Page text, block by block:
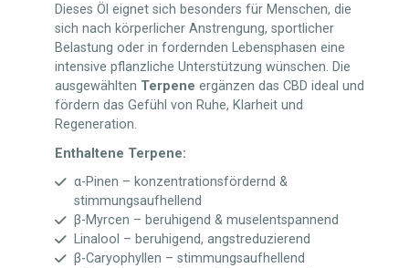
Dieses Öl eignet sich besonders für Menschen, die
sich nach körperlicher Anstrengung, sportlicher
Belastung oder in fordernden Lebensphasen eine
intensive pflanzliche Unterstützung wünschen. Die
ausgewählten Terpene ergänzen das CBD ideal und
fördern das Gefühl von Ruhe, Klarheit und
Regeneration.
Enthaltene Terpene:
α-Pinen – konzentrationsfördernd &
stimmungsaufhellend
β-Myrcen – beruhigend & muselentspannend
Linalool – beruhigend, angstreduzierend
β-Caryophyllen – stimmungsaufhellend